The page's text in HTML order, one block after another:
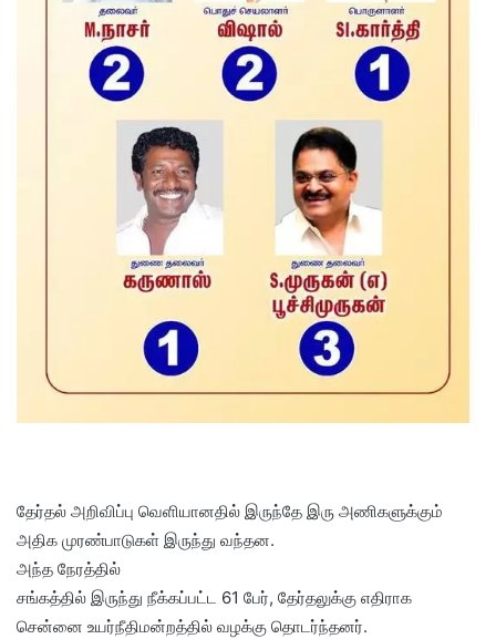
தேர்தல் அறிவிப்பு வெளியானதில் இருந்தே இரு அணிகளுக்கும்
அதிக முரண்பாடுகள் இருந்து வந்தன.
அந்த நேரத்தில்
சங்கத்தில் இருந்து நீக்கப்பட்ட 61 பேர், தேர்தலுக்கு எதிராக
சென்னை உயர்நீதிமன்றத்தில் வழக்கு தொடர்ந்தனர்.